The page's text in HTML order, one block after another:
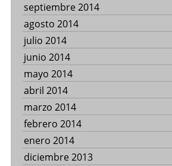
septiembre 2014
agosto 2014
julio 2014
junio 2014
mayo 2014
abril 2014
marzo 2014
febrero 2014
enero 2014
diciembre 2013